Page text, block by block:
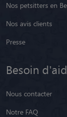
Nos petsitters en
Nos avis clients
Presse
Besoin
Nous contacter
Notre FAQ